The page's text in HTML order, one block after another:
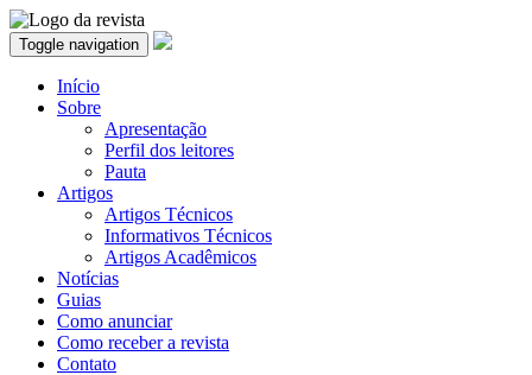
Toggle navigation
Início
Sobre
Apresentação
Perfil dos leitores
Pauta
Artigos
Artigos Técnicos
Informativos Técnicos
Artigos Acadêmicos
Notícias
Guias
Como anunciar
Como receber a revista
Contato